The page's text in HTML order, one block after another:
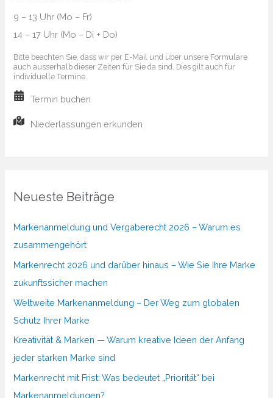
9 – 13 Uhr (Mo – Fr)
14 – 17 Uhr (Mo – Di + Do)
Bitte beachten Sie, dass wir per E-Mail und über unsere Formulare
auch ausserhalb dieser Zeiten für Sie da sind. Dies gilt auch für
individuelle Termine.
Termin buchen
Niederlassungen erkunden
Neueste Beiträge
Markenanmeldung und Vergaberecht 2026 – Warum es
zusammengehört
Markenrecht 2026 und darüber hinaus – Wie Sie Ihre Marke
zukunftssicher machen
Weltweite Markenanmeldung – Der Weg zum globalen
Schutz Ihrer Marke
Kreativität & Marken — Warum kreative Ideen der Anfang
jeder starken Marke sind
Markenrecht mit Frist: Was bedeutet „Priorität“ bei
Markenanmeldungen?